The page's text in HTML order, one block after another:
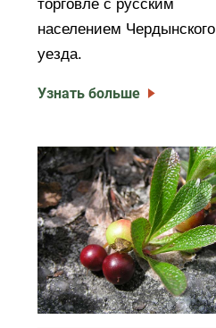
торговле с русским
населением Чердынского
уезда.
Узнать больше